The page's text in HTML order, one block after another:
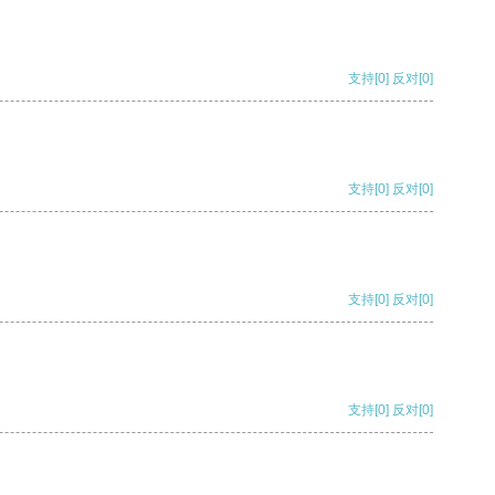
支持[0] 反对[0]
支持[0] 反对[0]
支持[0] 反对[0]
支持[0] 反对[0]